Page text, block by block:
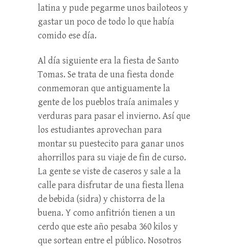
latina y pude pegarme unos bailoteos y
gastar un poco de todo lo que había
comido ese día.
Al día siguiente era la fiesta de Santo
Tomas. Se trata de una fiesta donde
conmemoran que antiguamente la
gente de los pueblos traía animales y
verduras para pasar el invierno. Así que
los estudiantes aprovechan para
montar su puestecito para ganar unos
ahorrillos para su viaje de fin de curso.
La gente se viste de caseros y sale a la
calle para disfrutar de una fiesta llena
de bebida (sidra) y chistorra de la
buena. Y como anfitrión tienen a un
cerdo que este año pesaba 360 kilos y
que sortean entre el público. Nosotros